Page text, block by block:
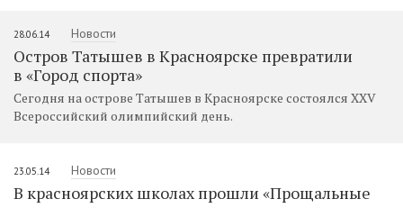
28.06.14 Новости
Остров Татышев в Красноярске превратили
в «Город спорта»
Сегодня на острове Татышев в Красноярске состоялся XXV
Всероссийский олимпийский день.
23.05.14 Новости
В красноярских школах прошли «Прощальные